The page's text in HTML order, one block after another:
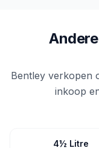
Bentley verkopen
inkoop
4½ Litre